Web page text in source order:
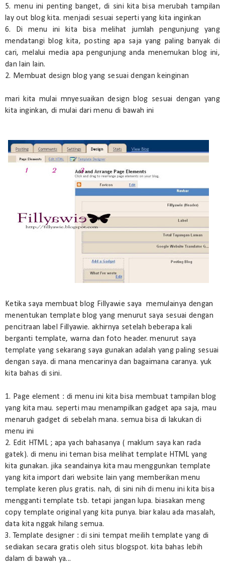
5. menu ini penting banget, di sini kita bisa merubah tampilan
lay out blog kita. menjadi sesuai seperti yang kita inginkan
6. Di menu ini kita bisa melihat jumlah pengunjung yang
mendatangi blog kita, posting apa saja yang paling banyak di
cari, melalui media apa pengunjung anda menemukan blog ini,
dan lain lain.
2. Membuat design blog yang sesuai dengan keinginan
mari kita mulai mnyesuaikan design blog sesuai dengan yang
kita inginkan, di mulai dari menu di bawah ini
Ketika saya membuat blog Fillyawie saya memulainya dengan
menentukan template blog yang menurut saya sesuai dengan
pencitraan label Fillyawie. akhirnya setelah beberapa kali
berganti template, warna dan foto header. menurut saya
template yang sekarang saya gunakan adalah yang paling sesuai
dengan saya. di mana mencarinya dan bagaimana caranya. yuk
kita bahas di sini.
1. Page element : di menu ini kita bisa membuat tampilan blog
yang kita mau. seperti mau menampilkan gadget apa saja, mau
menaruh gadget di sebelah mana. semua bisa di lakukan di
menu ini
2. Edit HTML ; apa yach bahasanya ( maklum saya kan rada
gatek). di menu ini teman bisa melihat template HTML yang
kita gunakan. jika seandainya kita mau menggunkan template
yang kita import dari website lain yang memberikan menu
template keren plus gratis. nah, di sini nih di menu ini kita bisa
mengganti template tsb. tetapi jangan lupa. biasakan meng
copy template original yang kita punya. biar kalau ada masalah,
data kita nggak hilang semua.
3. Template designer : di sini tempat meilih template yang di
sediakan secara gratis oleh situs blogspot. kita bahas lebih
dalam di bawah ya...